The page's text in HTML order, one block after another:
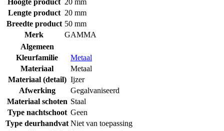
Hoogte product 20 mm
Lengte product 20 mm
Breedte product 50 mm
Merk
GAMMA
Algemeen
Kleurfamilie
Metaal
Materiaal
Metaal
Materiaal (detail) Ijzer
Afwerking
Gegalvaniseerd
Materiaal schoten Staal
Type nachtschoot Geen
Type deurhandvat Niet van toepassing